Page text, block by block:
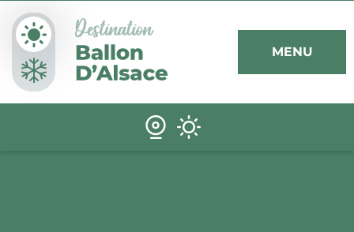
MENU
Panneau de gestion des cookies